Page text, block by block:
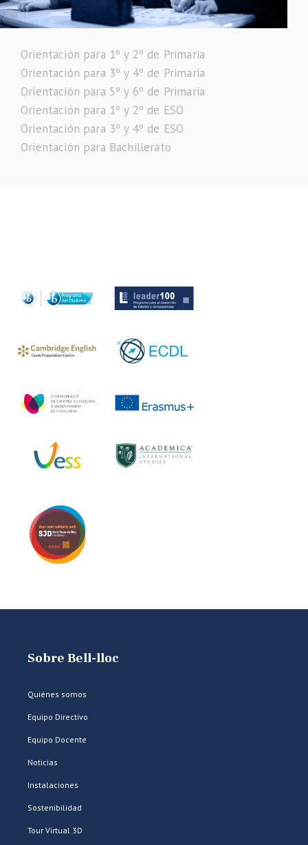
Orientación para 1º y 2º de Primaria
Orientación para 3º y 4º de Primaria
Orientación para 5º y 6º de Primaria
Orientación para 1º y 2º de ESO
Orientación para 3º y 4º de ESO
Orientación para Bachillerato
Sobre Bell-lloc
Quiénes somos
Equipo Directivo
Equipo Docente
Noticias
Instalaciones
Sostenibilidad
Tour Virtual 3D